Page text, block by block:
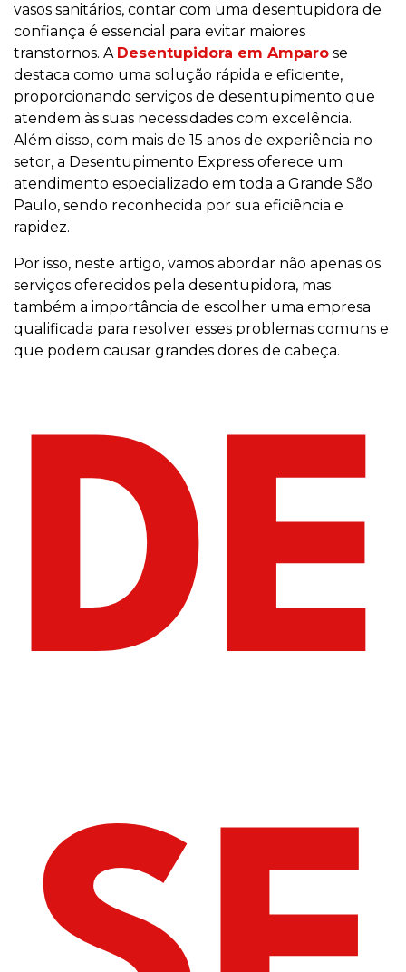
vasos sanitários, contar com uma desentupidora de
confiança é essencial para evitar maiores
transtornos. A Desentupidora em Amparo se
destaca como uma solução rápida e eficiente,
proporcionando serviços de desentupimento que
atendem às suas necessidades com excelência.
Além disso, com mais de 15 anos de experiência no
setor, a Desentupimento Express oferece um
atendimento especializado em toda a Grande São
Paulo, sendo reconhecida por sua eficiência e
rapidez.
Por isso, neste artigo, vamos abordar não apenas os
serviços oferecidos pela desentupidora, mas
também a importância de escolher uma empresa
qualificada para resolver esses problemas comuns e
que podem causar grandes dores de cabeça.
DE